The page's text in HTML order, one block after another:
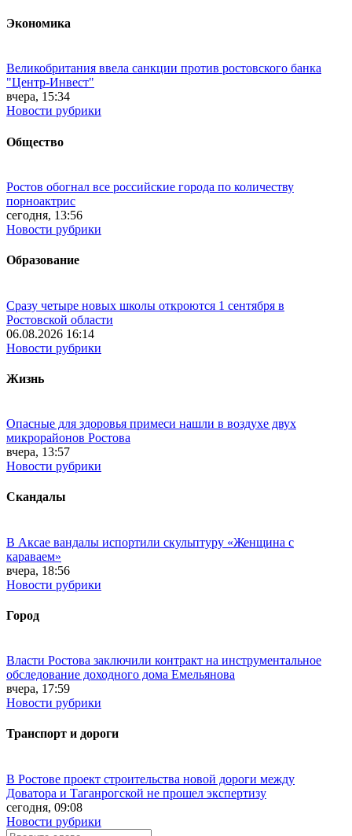
Экономика
Великобритания ввела санкции против ростовского банка
"Центр-Инвест"
вчера, 15:34
Новости рубрики
Общество
Ростов обогнал все российские города по количеству
порноактрис
сегодня, 13:56
Новости рубрики
Образование
Сразу четыре новых школы откроются 1 сентября в
Ростовской области
06.08.2026 16:14
Новости рубрики
Жизнь
Опасные для здоровья примеси нашли в воздухе двух
микрорайонов Ростова
вчера, 13:57
Новости рубрики
Скандалы
В Аксае вандалы испортили скульптуру «Женщина с
караваем»
вчера, 18:56
Новости рубрики
Город
Власти Ростова заключили контракт на инструментальное
обследование доходного дома Емельянова
вчера, 17:59
Новости рубрики
Транспорт и дороги
В Ростове проект строительства новой дороги между
Доватора и Таганрогской не прошел экспертизу
сегодня, 09:08
Новости рубрики